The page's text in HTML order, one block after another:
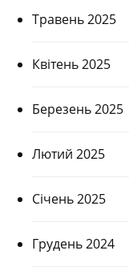
Травень 2025
Квітень 2025
Березень 2025
Лютий 2025
Січень 2025
Грудень 2024